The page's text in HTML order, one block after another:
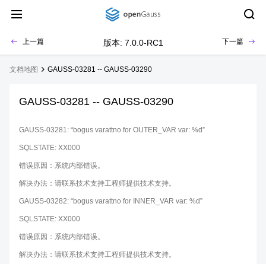
上一篇 版本: 7.0.0-RC1 下一篇
文档地图 GAUSS-03281 -- GAUSS-03290
GAUSS-03281 -- GAUSS-03290
GAUSS-03281: “bogus varattno for OUTER_VAR var: %d”
SQLSTATE: XX000
错误原因：系统内部错误。
解决办法：请联系技术支持工程师提供技术支持。
GAUSS-03282: “bogus varattno for INNER_VAR var: %d”
SQLSTATE: XX000
错误原因：系统内部错误。
解决办法：请联系技术支持工程师提供技术支持。